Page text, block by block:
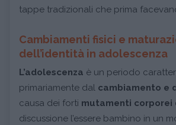
tappe tradizionali che prima
Cambiamenti fisici e
dell’identità in adolescenza
L’adolescenza è un periodo
primariamente dal cambiamento e
causa dei forti mutamenti corporei
discussione l’essere bambino in un